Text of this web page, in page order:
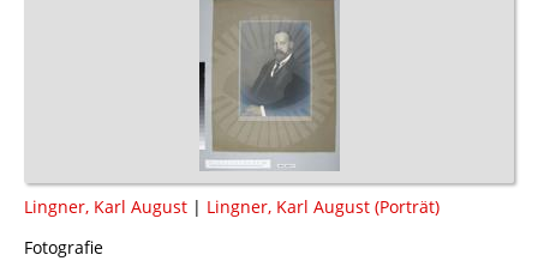
Lingner, Karl August | Lingner, Karl August (Porträt)
Fotografie